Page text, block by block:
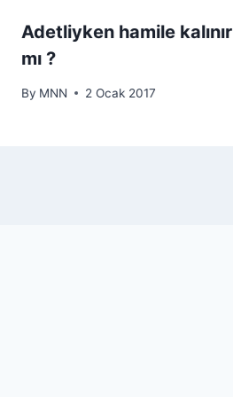
Adetliyken hamile kalınır
mı ?
By MNN 2 Ocak 2017